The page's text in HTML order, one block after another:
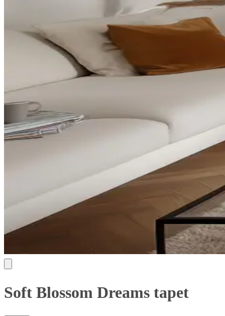
Soft Blossom Dreams tapet